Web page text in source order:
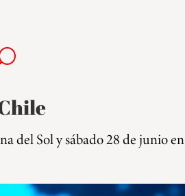
del Sol y sábado 28 de junio en